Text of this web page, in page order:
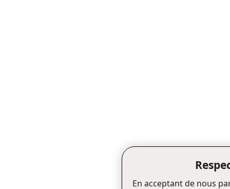
En acceptant de nous